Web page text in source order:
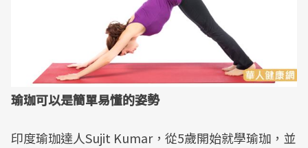
瑜珈可以是簡單易懂的姿勢
印度瑜珈達人Sujit Kumar，從5歲開始就學瑜珈，並